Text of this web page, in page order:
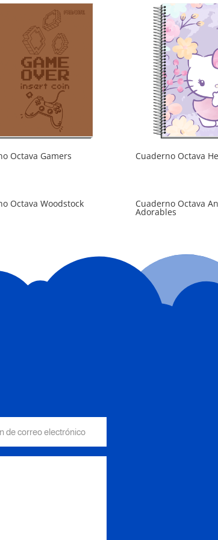
Octava Gamers Cuaderno Octava
Octava Woodstock Cuaderno Octava
Adorables